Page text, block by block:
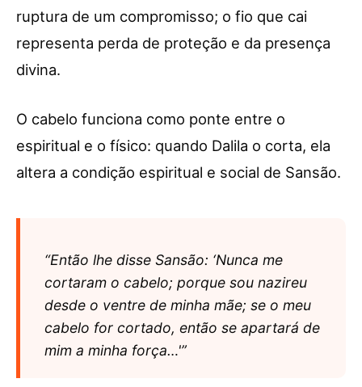
ruptura de um compromisso; o fio que cai
representa perda de proteção e da presença
divina.
O cabelo funciona como ponte entre o
espiritual e o físico: quando Dalila o corta, ela
altera a condição espiritual e social de Sansão.
“Então lhe disse Sansão: ‘Nunca me
cortaram o cabelo; porque sou nazireu
desde o ventre de minha mãe; se o meu
cabelo for cortado, então se apartará de
mim a minha força…'”